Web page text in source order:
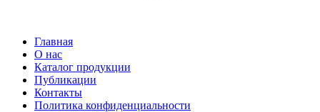
Главная
О нас
Каталог продукции
Публикации
Контакты
Политика конфиденциальности